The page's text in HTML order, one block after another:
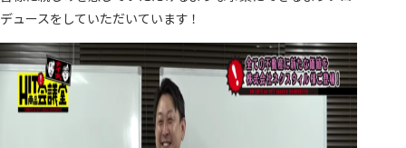
デュースをしていただいています！